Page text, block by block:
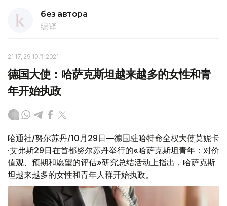
без автора
编译
21:17, 29 10月 2021
德国大使：哈萨克斯坦越来越多的女性和青
年开始执政
哈通社/努尔苏丹/10月29日—德国驻哈特命全权大使莫妮卡
·艾弗斯29日在首都努尔苏丹举行的«哈萨克斯坦青年：对价
值观、预期和愿望的评估»研究总结活动上指出，哈萨克斯
坦越来越多的女性和青年人群开始执政。